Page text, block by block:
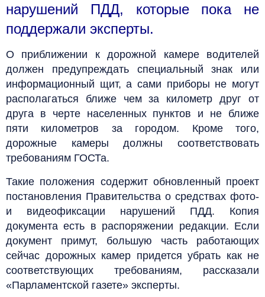
нарушений ПДД, которые пока не
поддержали эксперты.
О приближении к дорожной камере водителей
должен предупреждать специальный знак или
информационный щит, а сами приборы не могут
располагаться ближе чем за километр друг от
друга в черте населенных пунктов и не ближе
пяти километров за городом. Кроме того,
дорожные камеры должны соответствовать
требованиям ГОСТа.
Такие положения содержит обновленный проект
постановления Правительства о средствах фото-
и видеофиксации нарушений ПДД. Копия
документа есть в распоряжении редакции. Если
документ примут, большую часть работающих
сейчас дорожных камер придется убрать как не
соответствующих требованиям, рассказали
«Парламентской газете» эксперты.